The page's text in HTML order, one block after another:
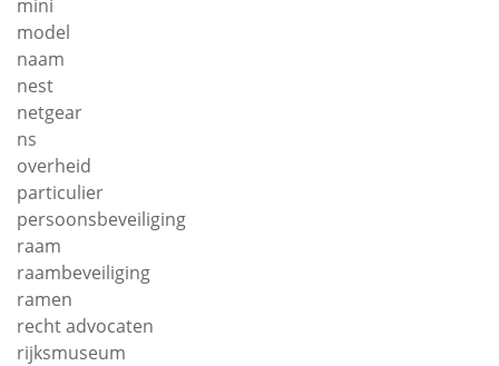
mini
model
naam
nest
netgear
ns
overheid
particulier
persoonsbeveiliging
raam
raambeveiliging
ramen
recht advocaten
rijksmuseum